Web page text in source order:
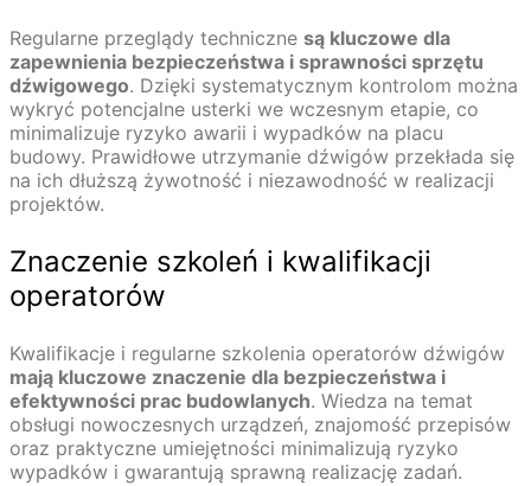
Regularne przeglądy techniczne są kluczowe dla
zapewnienia bezpieczeństwa i sprawności sprzętu
dźwigowego. Dzięki systematycznym kontrolom można
wykryć potencjalne usterki we wczesnym etapie, co
minimalizuje ryzyko awarii i wypadków na placu
budowy. Prawidłowe utrzymanie dźwigów przekłada się
na ich dłuższą żywotność i niezawodność w realizacji
projektów.
Znaczenie szkoleń i kwalifikacji
operatorów
Kwalifikacje i regularne szkolenia operatorów dźwigów
mają kluczowe znaczenie dla bezpieczeństwa i
efektywności prac budowlanych. Wiedza na temat
obsługi nowoczesnych urządzeń, znajomość przepisów
oraz praktyczne umiejętności minimalizują ryzyko
wypadków i gwarantują sprawną realizację zadań.